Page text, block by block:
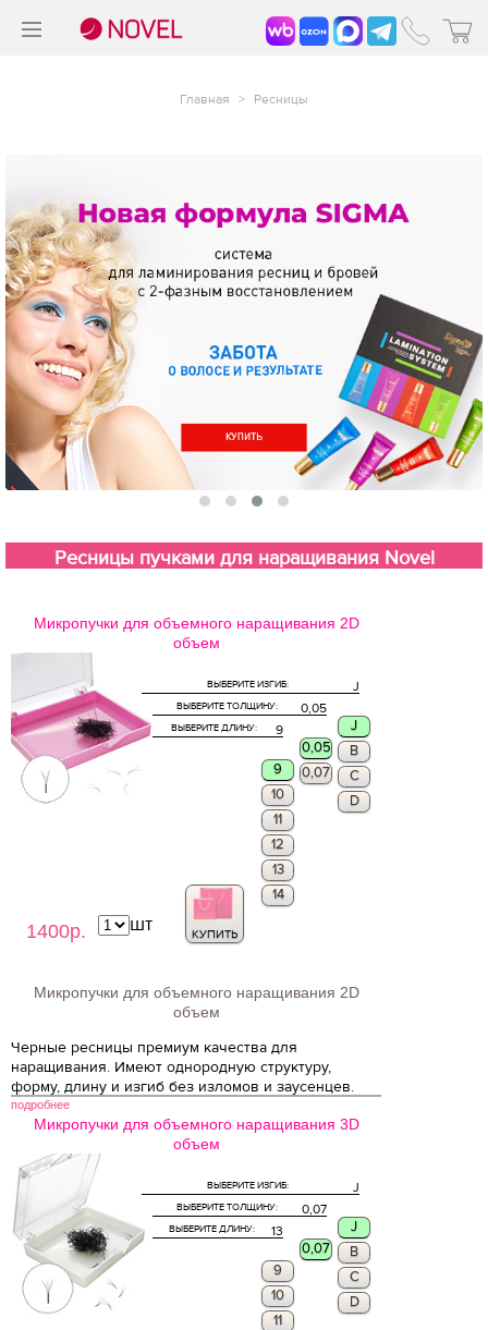
Главная > Ресницы
Ресницы пучками для наращивания Novel
Микропучки для объемного наращивания 2D
объем
1400р.
J
ВЫБЕРИТЕ ИЗГИБ:
0,05
ВЫБЕРИТЕ ТОЛЩИНУ:
9
ВЫБЕРИТЕ ДЛИНУ:
J
0,05
9
10
11
12
13
14
0,07
B
C
D
КУПИТЬ
шт
Микропучки для объемного наращивания 2D
объем
Черные ресницы премиум качества для
наращивания. Имеют однородную структуру,
форму, длину и изгиб без изломов и заусенцев.
подробнее
Микропучки для объемного наращивания 3D
объем
J
ВЫБЕРИТЕ ИЗГИБ:
0,07
ВЫБЕРИТЕ ТОЛЩИНУ:
13
ВЫБЕРИТЕ ДЛИНУ:
J
0,07
9
10
11
B
C
D